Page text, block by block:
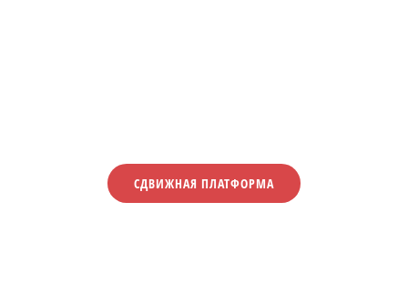
СДВИЖНАЯ ПЛАТФОРМА